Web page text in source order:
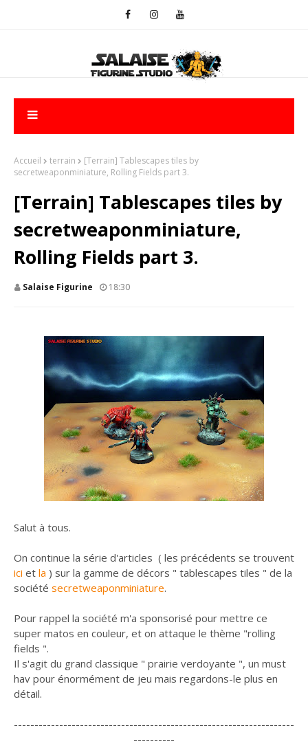
Accueil terrain
[Terrain] Tablescapes tiles by
secretweaponminiature, Rolling Fields part 3.
[Terrain] Tablescapes tiles by
secretweaponminiature,
Rolling Fields part 3.
Salaise Figurine 18:30
Salut à tous.
On continue la série d'articles ( les précédents se trouvent
ici et la ) sur la gamme de décors " tablescapes tiles " de la
société secretweaponminiature.
Pour rappel la société m'a sponsorisé pour mettre ce
super matos en couleur, et on attaque le thème "rolling
fields ".
Il s'agit du grand classique " prairie verdoyante ", un must
hav pour énormément de jeu mais regardons-le plus en
détail.
--------------------------------------------------------------------
----------